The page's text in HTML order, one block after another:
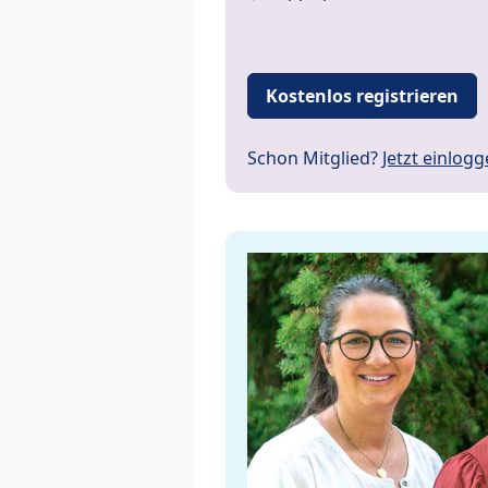
Kostenlos registrieren
Schon Mitglied? Jetzt